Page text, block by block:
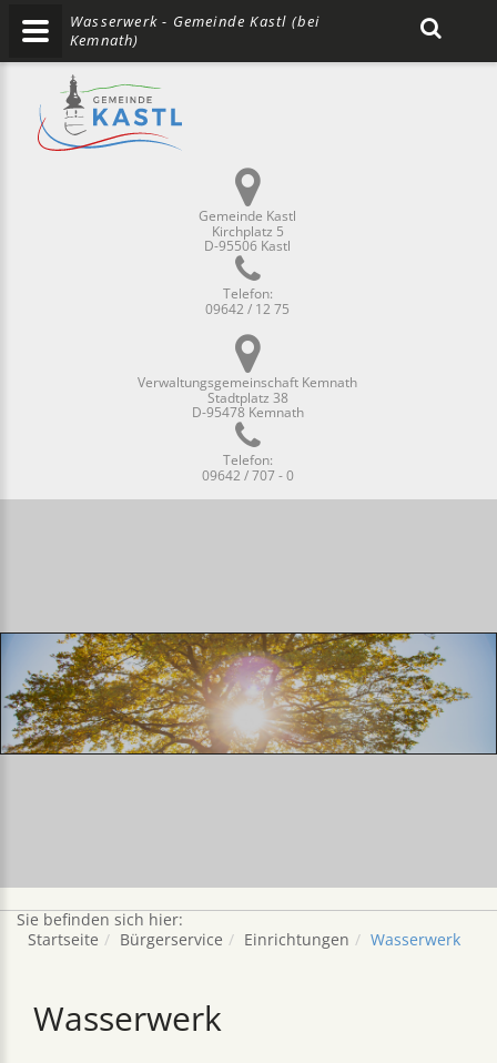
Gemeinde Kastl
Kirchplatz 5
D-95506 Kastl
Telefon:
09642 / 12 75
Verwaltungsgemeinschaft Kemnath
Stadtplatz 38
D-95478 Kemnath
Telefon:
09642 / 707 - 0
.
Sie befinden sich hier:
Startseite
Bürgerservice Einrichtungen Wasserwerk
Wasserwerk
Wasserwerk - Gemeinde Kastl (bei
Kemnath)